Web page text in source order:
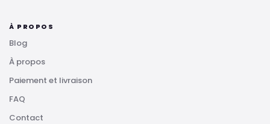
À PROPOS
Blog
À propos
Paiement et livraison
FAQ
Contact